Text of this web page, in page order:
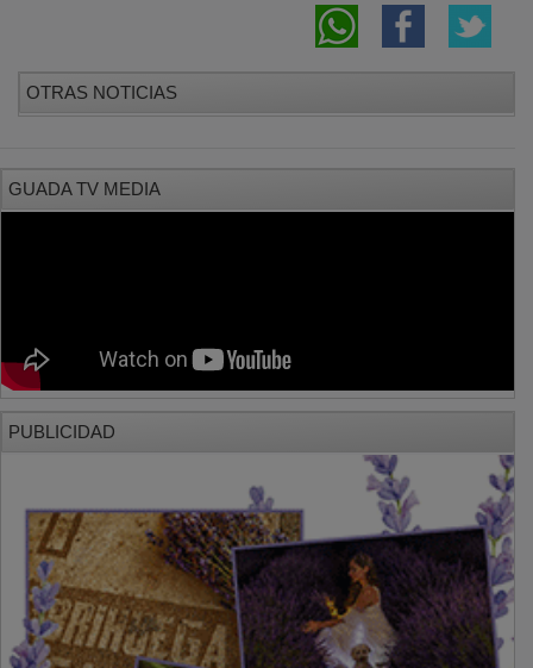
OTRAS NOTICIAS
GUADA TV MEDIA
PUBLICIDAD